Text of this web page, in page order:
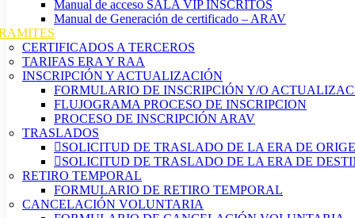
Manual de acceso SALA VIP INSCRITOS
Manual de Generación de certificado – ARAV
CERTIFICADOS A TERCEROS
TARIFAS ERA Y RAA
INSCRIPCIÓN Y ACTUALIZACIÓN
FORMULARIO DE INSCRIPCIÓN Y/O
FLUJOGRAMA PROCESO DE INSCRIPCION
PROCESO DE INSCRIPCIÓN ARAV
TRASLADOS
SOLICITUD DE TRASLADO DE LA ERA DE
SOLICITUD DE TRASLADO DE LA ERA DE
RETIRO TEMPORAL
FORMULARIO DE RETIRO TEMPORAL
CANCELACIÓN VOLUNTARIA